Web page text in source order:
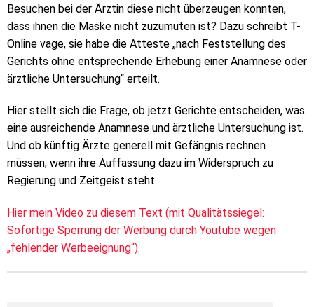
Besuchen bei der Ärztin diese nicht überzeugen konnten,
dass ihnen die Maske nicht zuzumuten ist? Dazu schreibt T-
Online vage, sie habe die Atteste „nach Feststellung des
Gerichts ohne entsprechende Erhebung einer Anamnese oder
ärztliche Untersuchung“ erteilt.
Hier stellt sich die Frage, ob jetzt Gerichte entscheiden, was
eine ausreichende Anamnese und ärztliche Untersuchung ist.
Und ob künftig Ärzte generell mit Gefängnis rechnen
müssen, wenn ihre Auffassung dazu im Widerspruch zu
Regierung und Zeitgeist steht.
Hier mein Video zu diesem Text (mit Qualitätssiegel:
Sofortige Sperrung der Werbung durch Youtube wegen
„fehlender Werbeeignung“).